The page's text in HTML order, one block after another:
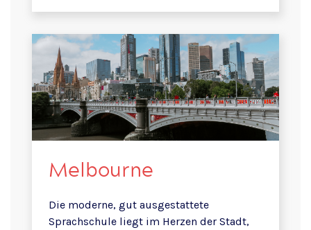
Melbourne
Die moderne, gut ausgestattete
Sprachschule liegt im Herzen der Stadt,